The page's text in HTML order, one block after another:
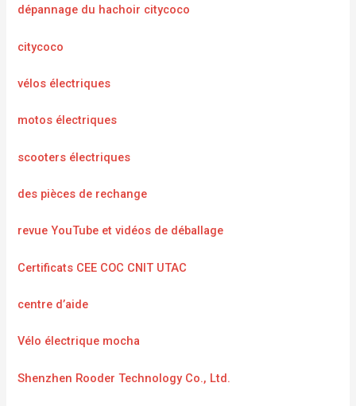
dépannage du hachoir citycoco
citycoco
vélos électriques
motos électriques
scooters électriques
des pièces de rechange
revue YouTube et vidéos de déballage
Certificats CEE COC CNIT UTAC
centre d’aide
Vélo électrique mocha
Shenzhen Rooder Technology Co., Ltd.